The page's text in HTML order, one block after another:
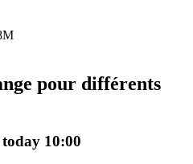
pour différents
10:00